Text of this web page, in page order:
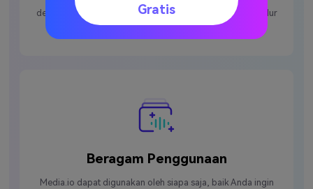
dengan menawarkan antarmuka sederhana untuk efek tidur
siang AI.
Beragam Penggunaan
Media.io dapat digunakan oleh siapa saja, baik Anda ingin
Gratis